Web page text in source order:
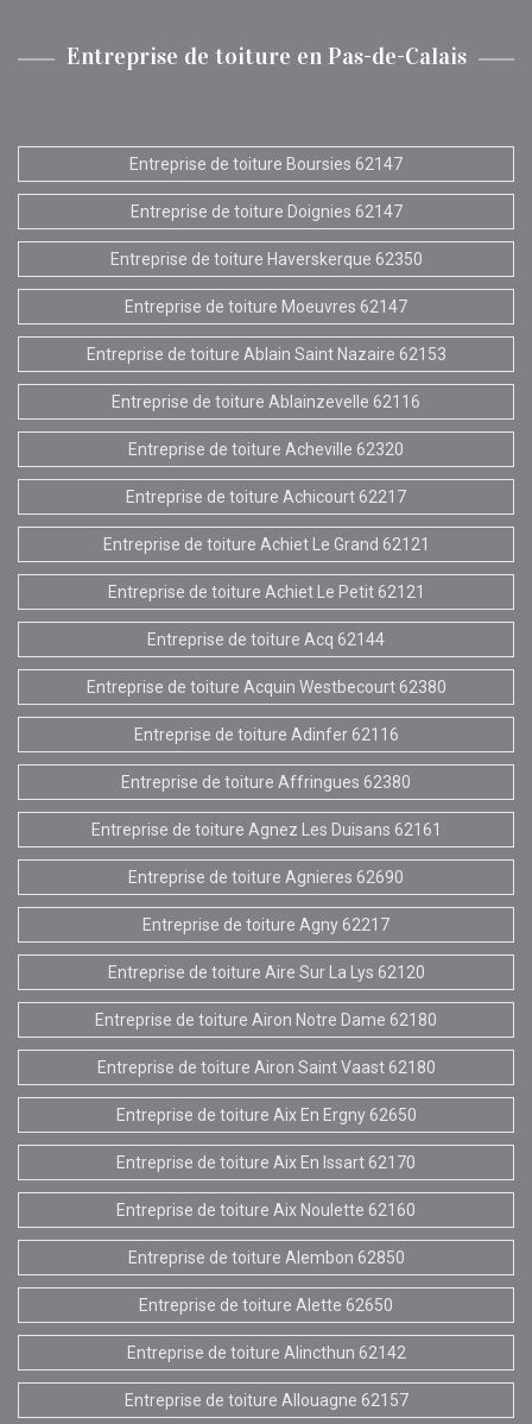
Entreprise de toiture en Pas-de-Calais
Entreprise de toiture Boursies 62147
Entreprise de toiture Doignies 62147
Entreprise de toiture Haverskerque 62350
Entreprise de toiture Moeuvres 62147
Entreprise de toiture Ablain Saint Nazaire 62153
Entreprise de toiture Ablainzevelle 62116
Entreprise de toiture Acheville 62320
Entreprise de toiture Achicourt 62217
Entreprise de toiture Achiet Le Grand 62121
Entreprise de toiture Achiet Le Petit 62121
Entreprise de toiture Acq 62144
Entreprise de toiture Acquin Westbecourt 62380
Entreprise de toiture Adinfer 62116
Entreprise de toiture Affringues 62380
Entreprise de toiture Agnez Les Duisans 62161
Entreprise de toiture Agnieres 62690
Entreprise de toiture Agny 62217
Entreprise de toiture Aire Sur La Lys 62120
Entreprise de toiture Airon Notre Dame 62180
Entreprise de toiture Airon Saint Vaast 62180
Entreprise de toiture Aix En Ergny 62650
Entreprise de toiture Aix En Issart 62170
Entreprise de toiture Aix Noulette 62160
Entreprise de toiture Alembon 62850
Entreprise de toiture Alette 62650
Entreprise de toiture Alincthun 62142
Entreprise de toiture Allouagne 62157